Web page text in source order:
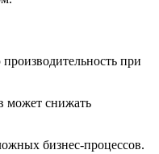
при
может снижать
бизнес-процессов.